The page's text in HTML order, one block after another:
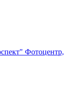
Фотоцентр,